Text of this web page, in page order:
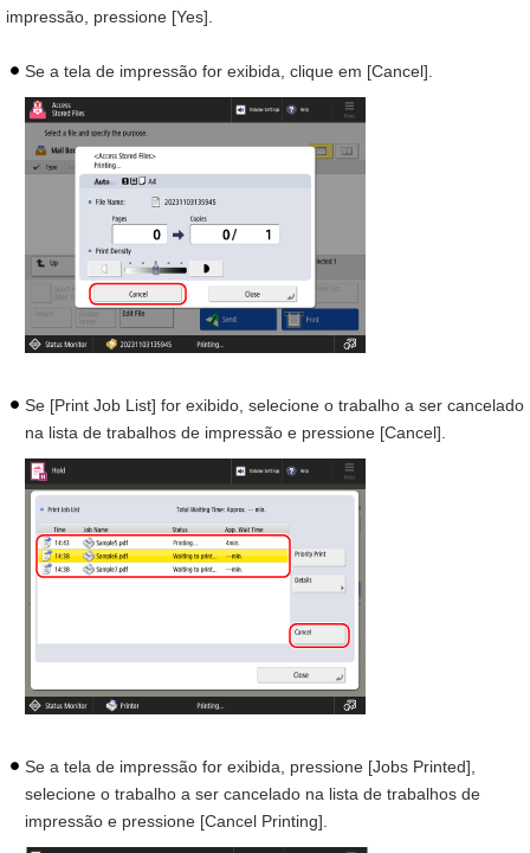
impressão, pressione [Yes].
Se a tela de impressão for exibida, clique em [Cancel].
Se [Print Job List] for exibido, selecione o trabalho a ser cancelado
na lista de trabalhos de impressão e pressione [Cancel].
Se a tela de impressão for exibida, pressione [Jobs Printed],
selecione o trabalho a ser cancelado na lista de trabalhos de
impressão e pressione [Cancel Printing].